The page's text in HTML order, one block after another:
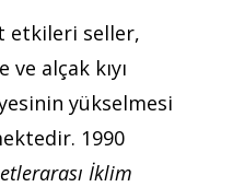
etkileri seller,
alçak kıyı
yükselmesi
1990
İklim